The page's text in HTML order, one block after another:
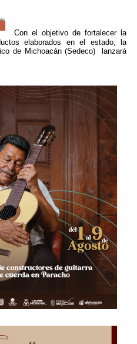
Con el objetivo de fortalecer la
elaborados en el estado, la
de Michoacán (Sedeco) lanzará